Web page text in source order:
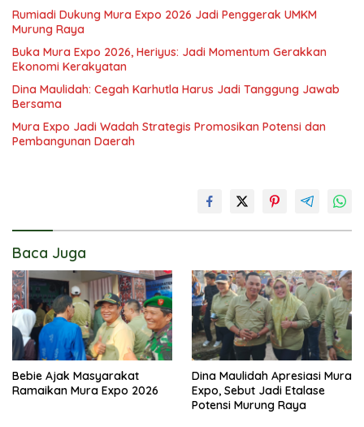
Rumiadi Dukung Mura Expo 2026 Jadi Penggerak UMKM
Murung Raya
Buka Mura Expo 2026, Heriyus: Jadi Momentum Gerakkan
Ekonomi Kerakyatan
Dina Maulidah: Cegah Karhutla Harus Jadi Tanggung Jawab
Bersama
Mura Expo Jadi Wadah Strategis Promosikan Potensi dan
Pembangunan Daerah
Baca Juga
Bebie Ajak Masyarakat
Ramaikan Mura Expo 2026
Dina Maulidah Apresiasi Mura
Expo, Sebut Jadi Etalase
Potensi Murung Raya